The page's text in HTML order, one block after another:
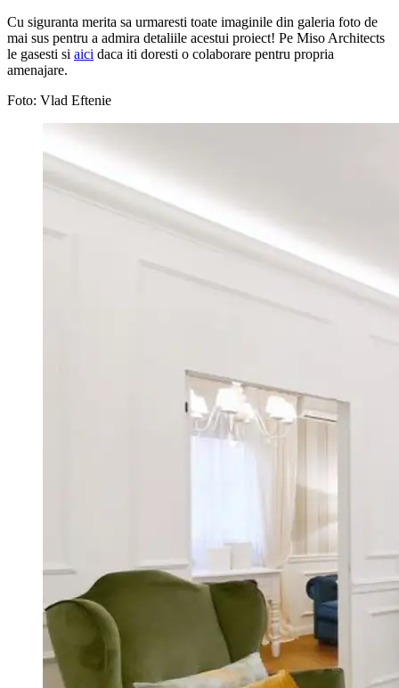
Cu siguranta merita sa urmaresti toate imaginile din galeria foto de
mai sus pentru a admira detaliile acestui proiect! Pe Miso Architects
le gasesti si aici daca iti doresti o colaborare pentru propria
amenajare.
Foto: Vlad Eftenie